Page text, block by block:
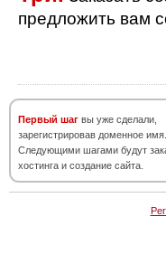
предложить вам
Первый шаг вы уже сделали,
зарегистрировав доменное имя.
Следующими шагами будут
хостинга и создание сайта.